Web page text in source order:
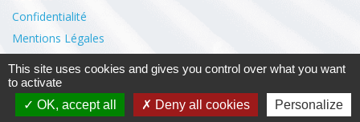
Confidentialité
Mentions Légales
Mon compte
This site uses cookies and gives you control over what you want
to activate
OK, accept all
Deny all cookies Personalize